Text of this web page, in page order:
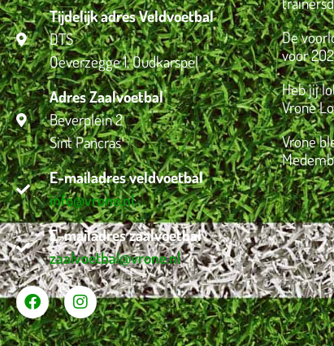
Tijdelijk adres Veldvoetbal
DTS
Oeverzegge 1, Oudkarspel
Adres Zaalvoetbal
Beverplein 2
Sint Pancras
E-mailadres veldvoetbal
info@vrone.nl
E-mailadres zaalvoetbal
zaalvoetbal@vrone.nl
De
voor
Heb jij
Vrone
Vrone